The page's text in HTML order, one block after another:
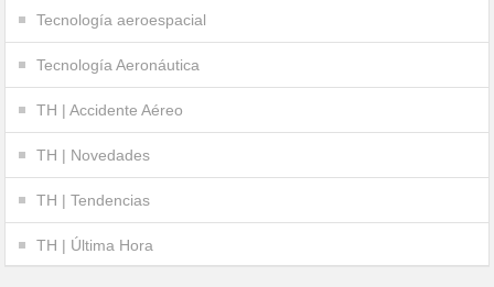
Tecnología aeroespacial
Tecnología Aeronáutica
TH | Accidente Aéreo
TH | Novedades
TH | Tendencias
TH | Última Hora